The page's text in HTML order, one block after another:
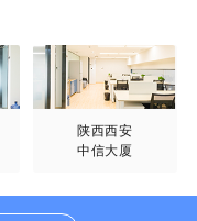
陕西西安
中信大厦